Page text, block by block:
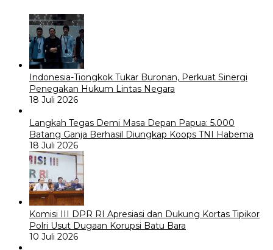
Indonesia-Tiongkok Tukar Buronan, Perkuat Sinergi
Penegakan Hukum Lintas Negara
18 Juli 2026
Langkah Tegas Demi Masa Depan Papua: 5.000
Batang Ganja Berhasil Diungkap Koops TNI Habema
18 Juli 2026
Komisi III DPR RI Apresiasi dan Dukung Kortas Tipikor
Polri Usut Dugaan Korupsi Batu Bara
10 Juli 2026